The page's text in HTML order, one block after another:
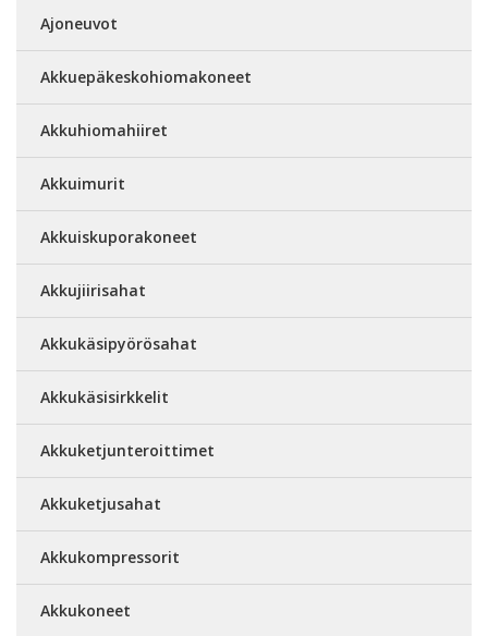
Ajoneuvot
Akkuepäkeskohiomakoneet
Akkuhiomahiiret
Akkuimurit
Akkuiskuporakoneet
Akkujiirisahat
Akkukäsipyörösahat
Akkukäsisirkkelit
Akkuketjunteroittimet
Akkuketjusahat
Akkukompressorit
Akkukoneet